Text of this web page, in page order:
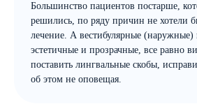
Большинство пациентов постарше,
решились, по ряду причин не хотели
лечение. А вестибулярные (наружные)
эстетичные и прозрачные, все равно
поставить лингвальные скобы,
об этом не оповещая.